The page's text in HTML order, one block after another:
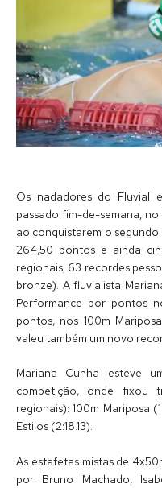
Os nadadores do Fluvial
passado fim-de-semana,
ao conquistarem o
264,50 pontos e ainda
regionais; 63 recordes
bronze). A fluvialista
Performance por pontos
pontos, nos 100m
valeu também um novo
Mariana Cunha esteve
competição, onde fixou
regionais): 100m Mariposa
Estilos (2:18.13).
As estafetas mistas de
por Bruno Machado,